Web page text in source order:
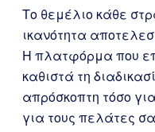
Το θεμέλιο κάθε
ικανότητα
Η πλατφόρμα που
καθιστά τη
απρόσκοπτη τόσο
για τους πελάτες